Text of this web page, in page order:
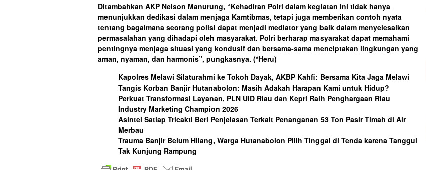
Ditambahkan AKP Nelson Manurung, “Kehadiran Polri dalam kegiatan ini tidak hanya
menunjukkan dedikasi dalam menjaga Kamtibmas, tetapi juga memberikan contoh nyata
tentang bagaimana seorang polisi dapat menjadi mediator yang baik dalam menyelesaikan
permasalahan yang dihadapi oleh masyarakat. Polri berharap masyarakat dapat memahami
pentingnya menjaga situasi yang kondusif dan bersama-sama menciptakan lingkungan yang
aman, nyaman, dan harmonis”, pungkasnya. (*Heru)
Kapolres Melawi Silaturahmi ke Tokoh Dayak, AKBP Kahfi: Bersama Kita Jaga Melawi
Tangis Korban Banjir Hutanabolon: Masih Adakah Harapan Kami untuk Hidup?
Perkuat Transformasi Layanan, PLN UID Riau dan Kepri Raih Penghargaan Riau
Industry Marketing Champion 2026
Asintel Satlap Tricakti Beri Penjelasan Terkait Penanganan 53 Ton Pasir Timah di Air
Merbau
Trauma Banjir Belum Hilang, Warga Hutanabolon Pilih Tinggal di Tenda karena Tanggul
Tak Kunjung Rampung